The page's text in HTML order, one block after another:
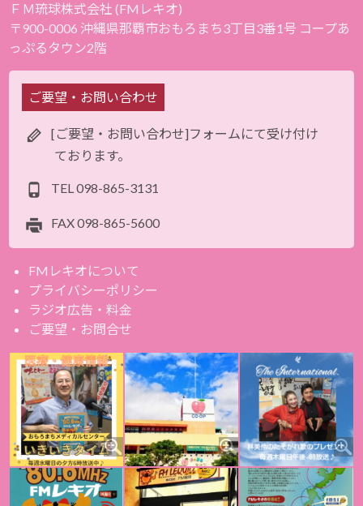
ＦＭ琉球株式会社 (FMレキオ)
〒900-0006 沖縄県那覇市おもろまち3丁目3番1号 コープあ
っぷるタウン2階
ご要望・お問い合わせ
[ご要望・お問い合わせ]フォームにて受け付け
ております。
TEL098-865-3131
FAX098-865-5600
FMレキオについて
プライバシーポリシー
ラジオ広告・料金
ご要望・お問合せ